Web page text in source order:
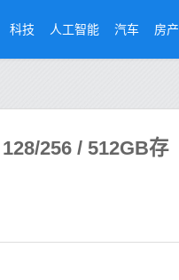
科技 人工智能 汽车 房产
256 / 512GB存